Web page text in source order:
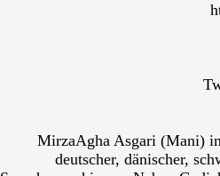
MirzaAgha Asgari (Mani)
deutscher, dänischer,